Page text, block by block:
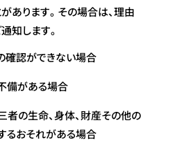
あります。その場合は、理由
知します。
確認ができない場合
備がある場合
者の生命、身体、財産その他の
るおそれがある場合